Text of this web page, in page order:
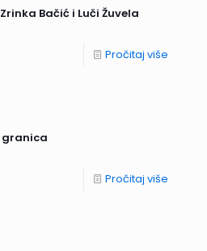
Bačić i Luči Žuvela
Pročitaj više
granica
Pročitaj više